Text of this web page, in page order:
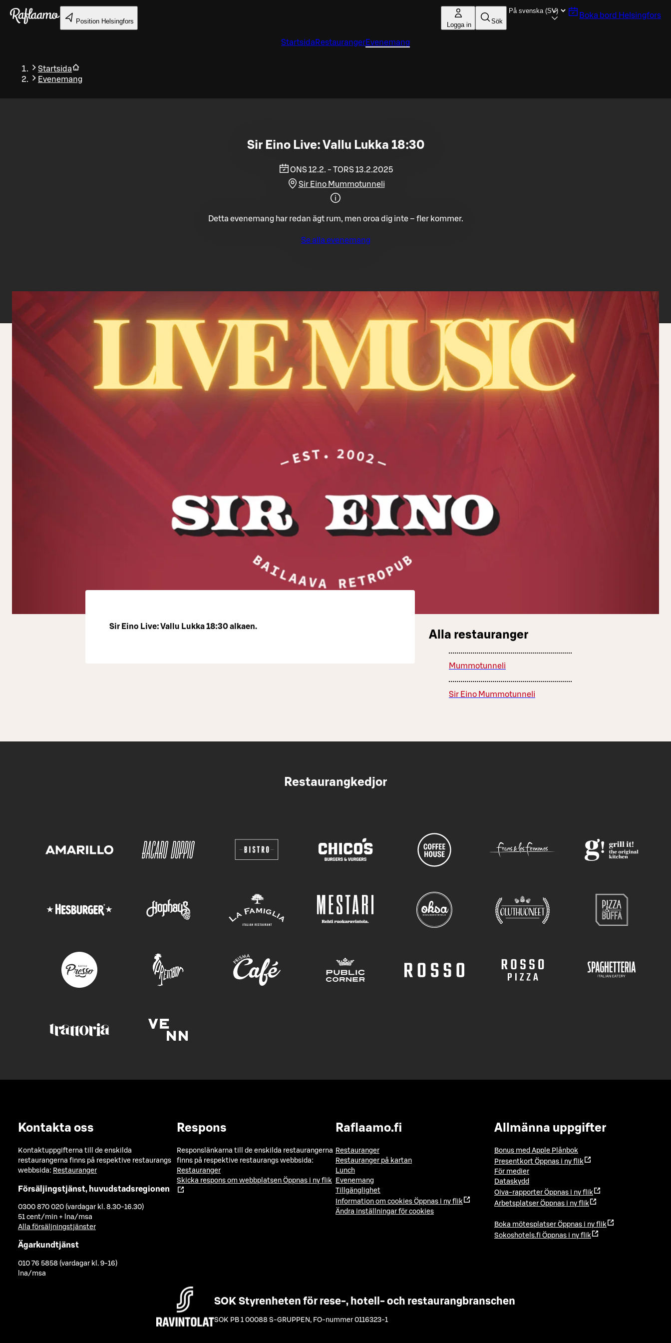
Gå till huvudinnehållet
Position Helsingfors Logga in Sök
Boka bord Helsingfors
Startsida RestaurangerEvenemang
Startsida
Evenemang
Tillbaka
Sir Eino Live: Vallu Lukka 18:30
ONS 12.2. - TORS 13.2.2025
Sir Eino Mummotunneli
Detta evenemang har redan ägt rum, men oroa dig inte – fler kommer.
Se alla evenemang
Sir Eino Live: Vallu Lukka 18:30 alkaen.
Alla restauranger
Mummotunneli
Sir Eino Mummotunneli
Restaurangkedjor
Kontakta oss
Kontaktuppgifterna till de enskilda
restaurangerna finns på respektive restaurangs
webbsida: Restauranger
Försäljingstjänst, huvudstadsregionen
0300 870 020 (vardagar kl. 8.30-16.30)
51 cent/min + lna/msa
Alla försäljningstjänster
Ägarkundtjänst
010 76 5858 (vardagar kl. 9-16)
lna/msa
Respons
Responslänkarna till de enskilda restaurangerna
finns på respektive restaurangs webbsida:
Restauranger
Skicka respons om webbplatsen Öppnas i ny flik
Raflaamo.fi
Restauranger
Restauranger på kartan
Lunch
Evenemang
Tillgänglighet
Information om cookies Öppnas i ny flik
Ändra inställningar för cookies
Allmänna uppgifter
Bonus med Apple Plånbok
Presentkort Öppnas i ny flik
För medier
Dataskydd
Oiva-rapporter Öppnas i ny flik
Arbetsplatser Öppnas i ny flik
Boka mötesplatser Öppnas i ny flik
Sokoshotels.fi Öppnas i ny flik
SOK Styrenheten för rese-, hotell- och restaurangbranschen
SOK PB 1 00088 S-GRUPPEN , FO-nummer 0116323-1